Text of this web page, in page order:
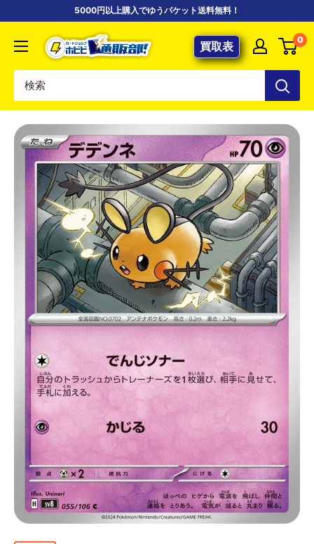
5000円以上購入でゆうパケット送料無料！
【ポ
ケ
専
門
カ
ー
ド
シ
ョ
ッ
プ
ホ
ビ
ビ
通
部
買取表 0